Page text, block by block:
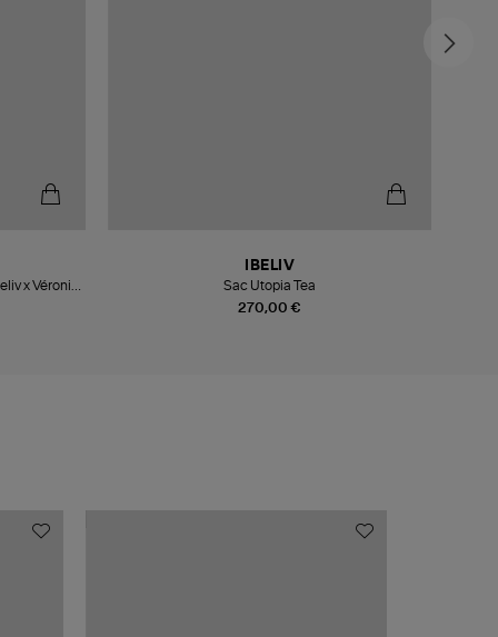
x Véronika
270,00 €
IBELIV
Sac Utopia Tea